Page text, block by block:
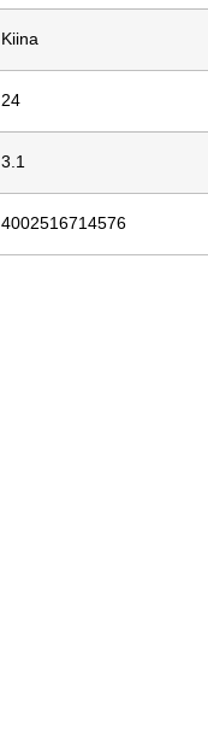
Kiina
24
3.1
4002516714576